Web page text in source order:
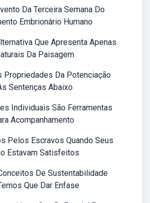
Da Terceira Semana Do
Embrionário Humano
Que Apresenta Apenas
Da Paisagem
Propriedades Da Potenciação
Sentenças Abaixo
Individuais São Ferramentas
Acompanhamento
Pelos Escravos Quando Seus
Estavam Satisfeitos
De Sustentabilidade
Que Dar Enfase